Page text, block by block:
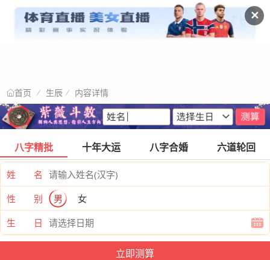
✕
首页 生辰 内容详情
八字精批 十年大运 八字合婚 六道轮回
姓 名
性 别
男
女
生 日